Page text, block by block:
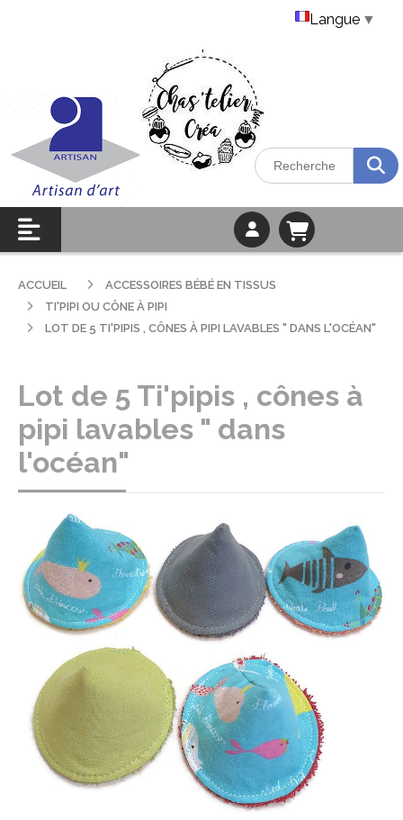
ACCUEIL
ACCESSOIRES BÉBÉ EN TISSUS
TI'PIPI OU CÔNE À PIPI
LOT DE 5 TI'PIPIS , CÔNES À PIPI LAVABLES " DANS L'OCÉAN"
Lot de 5 Ti'pipis , cônes à
pipi lavables " dans
l'océan"
Langue ▼